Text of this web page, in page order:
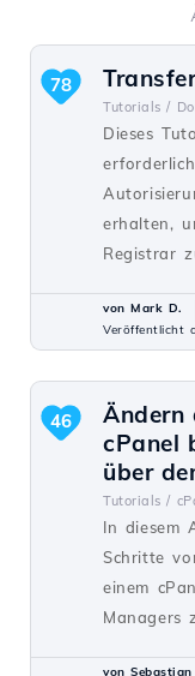
Tutorials /
Dieses
erhalten,
Registrar
78
von Mark D.
Veröffentlicht
Ändern
cPanel
über
Tutorials /
In diesem
Schritte
einem
Managers
46
von Sebastian